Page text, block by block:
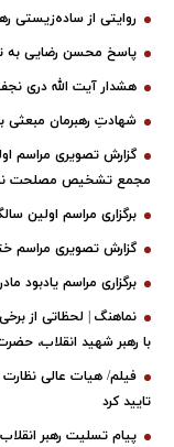
روایتی از ساده‌زیستی
پاسخ محسن رضایی به
هشدار آیت الله دری
شهادتِ رهبرمان مبعثی
گزارش تصویری مراسم
مجمع تشخیص مصلحت
برگزاری مراسم اولین
گزارش تصویری مراسم ختم
برگزاری مراسم یادبود
نماهنگ | لحظاتی از
با رهبر شهید انقلاب،
فیلم/ هیات عالی نظارت
تایید کرد
پیام تسلیت رهبر